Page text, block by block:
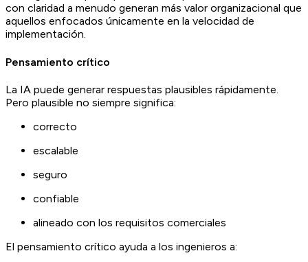
con claridad a menudo generan más valor organizacional que
aquellos enfocados únicamente en la velocidad de
implementación.
Pensamiento crítico
La IA puede generar respuestas plausibles rápidamente.
Pero plausible no siempre significa:
correcto
escalable
seguro
confiable
alineado con los requisitos comerciales
El pensamiento crítico ayuda a los ingenieros a: